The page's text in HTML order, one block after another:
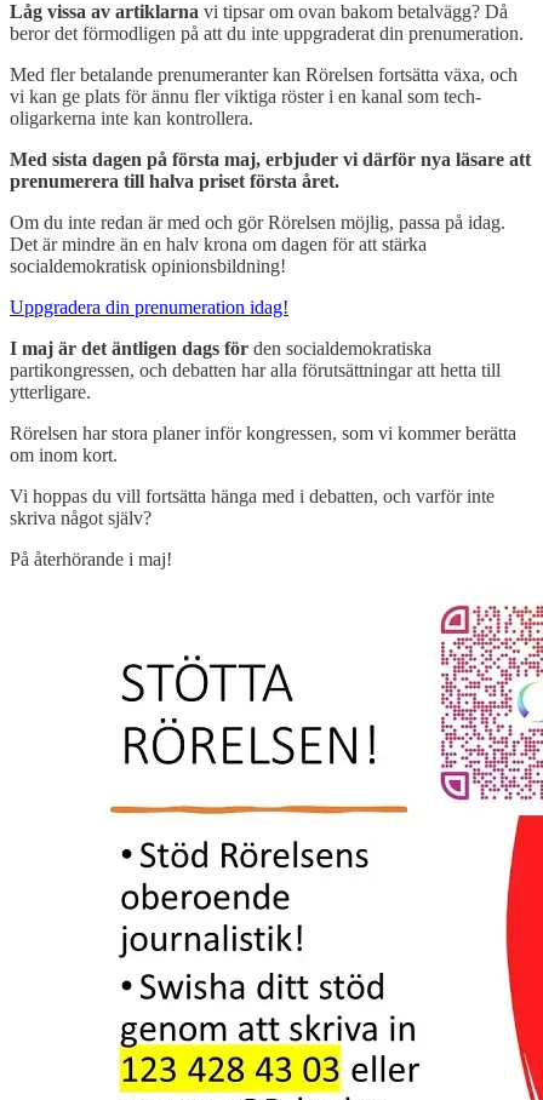
Låg vissa av artiklarna vi tipsar om ovan bakom betalvägg? Då
beror det förmodligen på att du inte uppgraderat din prenumeration.
Med fler betalande prenumeranter kan Rörelsen fortsätta växa, och
vi kan ge plats för ännu fler viktiga röster i en kanal som tech-
oligarkerna inte kan kontrollera.
Med sista dagen på första maj, erbjuder vi därför nya läsare att
prenumerera till halva priset första året.
Om du inte redan är med och gör Rörelsen möjlig, passa på idag.
Det är mindre än en halv krona om dagen för att stärka
socialdemokratisk opinionsbildning!
Uppgradera din prenumeration idag!
I maj är det äntligen dags för den socialdemokratiska
partikongressen, och debatten har alla förutsättningar att hetta till
ytterligare.
Rörelsen har stora planer inför kongressen, som vi kommer berätta
om inom kort.
Vi hoppas du vill fortsätta hänga med i debatten, och varför inte
skriva något själv?
På återhörande i maj!